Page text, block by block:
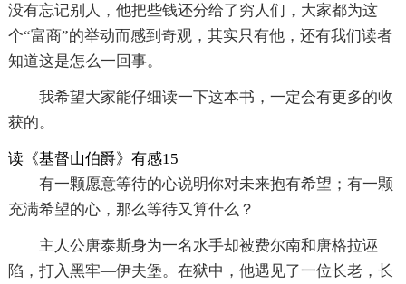
没有忘记别人，他把些钱还分给了穷人们，大家都为这
个“富商”的举动而感到奇观，其实只有他，还有我们读者
知道这是怎么一回事。
我希望大家能仔细读一下这本书，一定会有更多的收
获的。
读《基督山伯爵》有感15
有一颗愿意等待的心说明你对未来抱有希望；有一颗
充满希望的心，那么等待又算什么？
主人公唐泰斯身为一名水手却被费尔南和唐格拉诬
陷，打入黑牢—伊夫堡。在狱中，他遇见了一位长老，长